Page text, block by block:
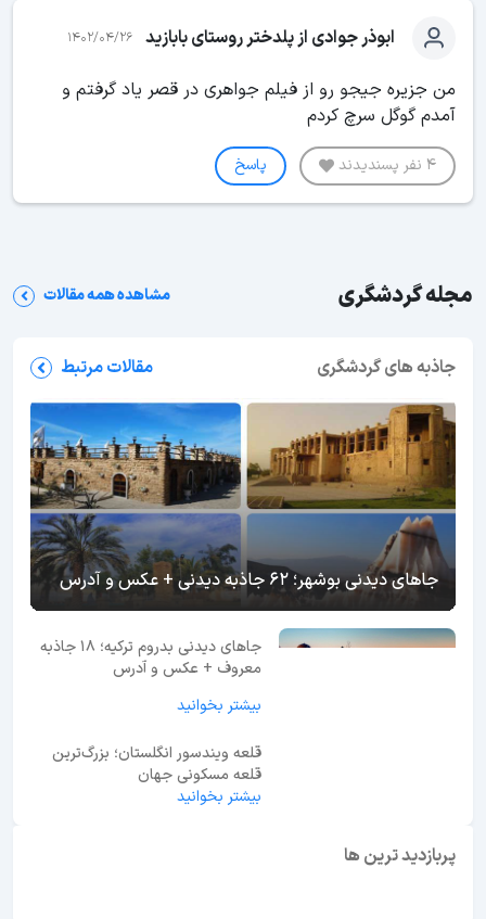
ابوذر جوادی از پلدختر روستای بابازید 1402/04/26
من جزیره جیجو رو از فیلم جواهری در قصر یاد گرفتم و
آمدم گوگل سرچ کردم
4 نفر پسندیدند پاسخ
مجله گردشگری مشاهده همه مقالات
جاذبه های گردشگری مقالات مرتبط
جاهای دیدنی بوشهر؛ 62 جاذبه دیدنی + عکس و آدرس
جاهای دیدنی بدروم ترکیه؛ 18 جاذبه
معروف + عکس و آدرس
بیشتر بخوانید
قلعه ویندسور انگلستان؛ بزرگ‌ترین
قلعه مسکونی جهان
بیشتر بخوانید
پربازدید ترین ها